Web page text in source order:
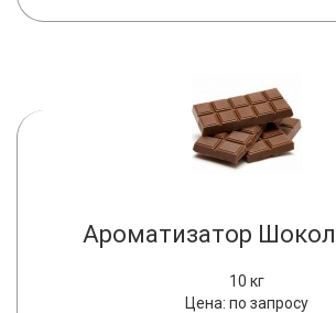
Ароматизатор
10 кг
Цена: по запросу